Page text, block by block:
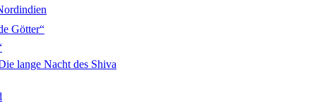
Götter“
lange Nacht des Shiva